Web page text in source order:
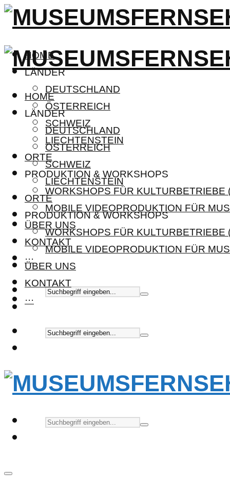
HOME
LÄNDER
DEUTSCHLAND
ÖSTERREICH
SCHWEIZ
LIECHTENSTEIN
ORTE
PRODUKTION & WORKSHOPS
WORKSHOPS FÜR KULTURBETRIEBE
MOBILE VIDEOPRODUKTION FÜR
ÜBER UNS
KONTAKT
···
HOME
LÄNDER
DEUTSCHLAND
ÖSTERREICH
SCHWEIZ
LIECHTENSTEIN
ORTE
PRODUKTION & WORKSHOPS
WORKSHOPS FÜR KULTURBETRIEBE
MOBILE VIDEOPRODUKTION FÜR
ÜBER UNS
KONTAKT
···